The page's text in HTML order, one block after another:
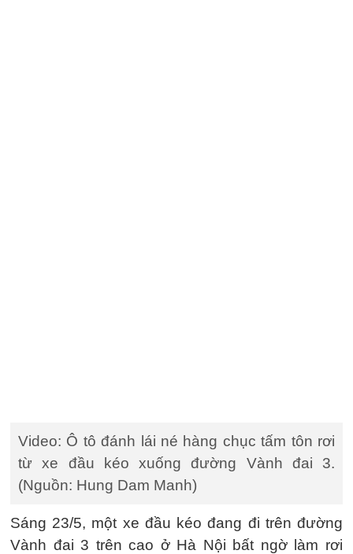
Video: Ô tô đánh lái né hàng chục tấm tôn rơi
từ xe đầu kéo xuống đường Vành đai 3.
(Nguồn: Hung Dam Manh)
Sáng 23/5, một xe đầu kéo đang đi trên đường
Vành đai 3 trên cao ở Hà Nội bất ngờ làm rơi